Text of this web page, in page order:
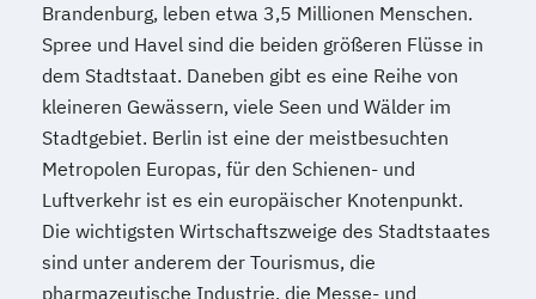
Brandenburg, leben etwa 3,5 Millionen Menschen.
Spree und Havel sind die beiden größeren Flüsse in
dem Stadtstaat. Daneben gibt es eine Reihe von
kleineren Gewässern, viele Seen und Wälder im
Stadtgebiet. Berlin ist eine der meistbesuchten
Metropolen Europas, für den Schienen- und
Luftverkehr ist es ein europäischer Knotenpunkt.
Die wichtigsten Wirtschaftszweige des Stadtstaates
sind unter anderem der Tourismus, die
pharmazeutische Industrie, die Messe- und